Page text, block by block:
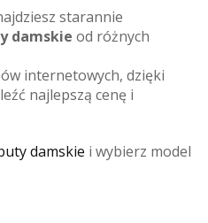
starannie
damskie od różnych
internetowych, dzięki
najlepszą cenę i
damskie i wybierz model